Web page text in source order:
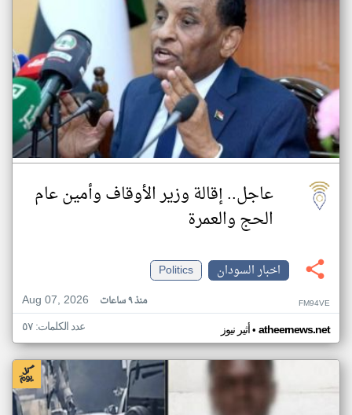
عاجل.. إقالة وزير الأوقاف وأمين عام
الحج والعمرة
اخبار السودان
Politics
Aug 07, 2026
منذ ٩ ساعات FM94VE
أثير نيوز• atheernews.net عدد الكلمات: ٥٧